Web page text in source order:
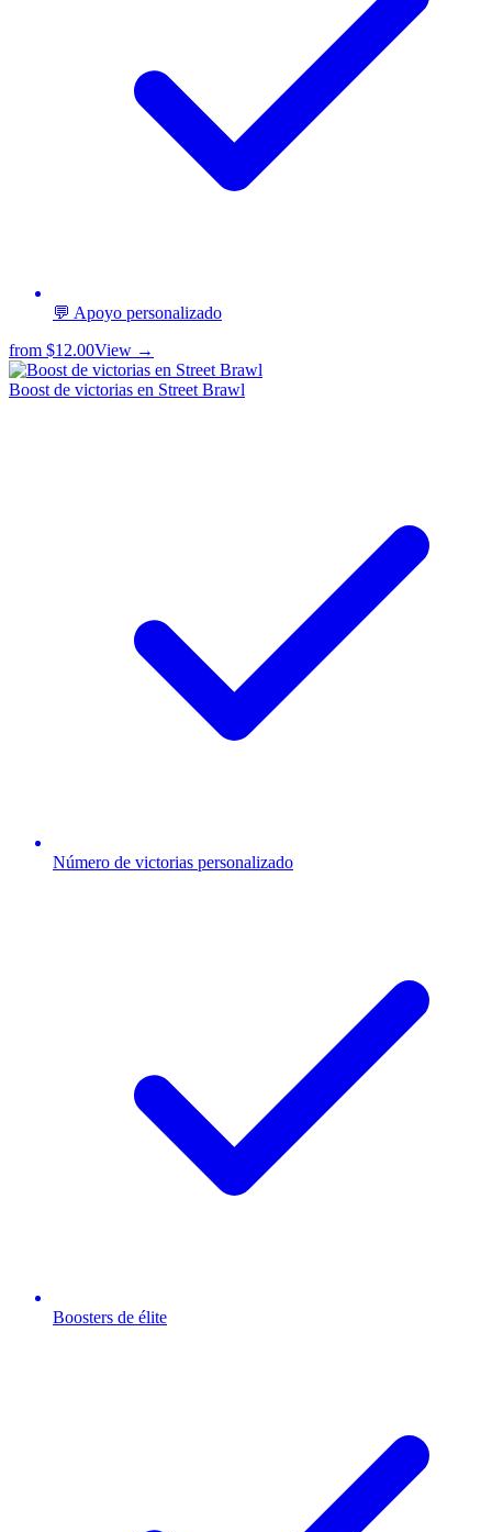
💬 Apoyo personalizado
from $12.00View →
Boost de victorias en Street Brawl
Número de victorias personalizado
Boosters de élite